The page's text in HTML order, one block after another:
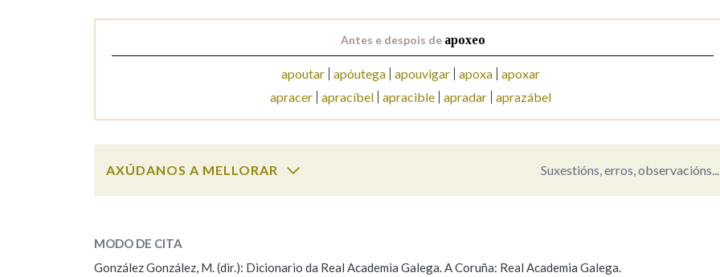
AXUDA NA BUSCA LIMPAR BUSCA
Antes e despois de apoxeo
apoutar apóutega apouvigar apoxa apoxar
apracer apracíbel apracible apradar aprazábel
AXÚDANOS A MELLORAR Suxestións, erros, observacións...
ESCOLLE UNHA OPCIÓN:
MODO DE CITA
González González, M. (dir.): Dicionario da Real Academia Galega. A Coruña: Real Academia Galega.